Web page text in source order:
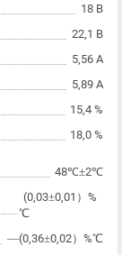
18 В
22,1 В
5,56 А
5,89 А
15,4 %
18,0 %
48℃±2℃
(0,03±0,01）%
℃
—(0,36±0,02）%℃